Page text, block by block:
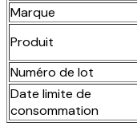
Marque
Produit
Numéro de lot
Date limite de
consommation